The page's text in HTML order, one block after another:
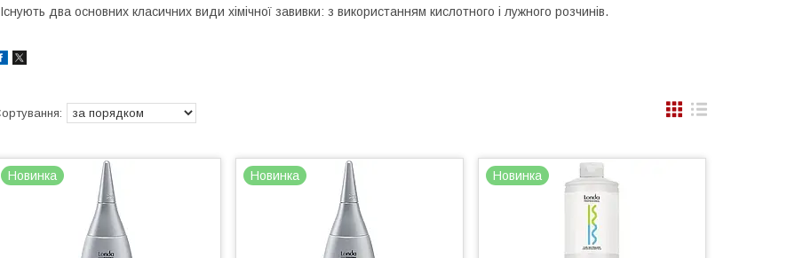
Існують два основних класичних види хімічної завивки: з використанням кислотного і лужного розчинів.
Новинка Новинка Новинка